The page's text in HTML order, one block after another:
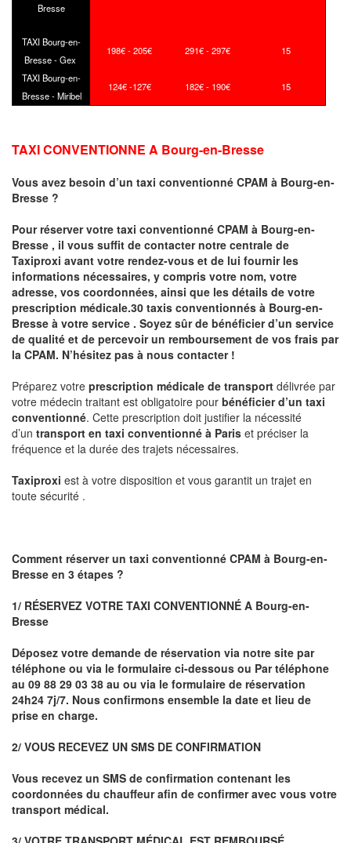
Bresse
TAXI Bourg-en-
Bresse - Gex
198€ - 205€ 291€ - 297€ 15
TAXI Bourg-en-
Bresse - Miribel
124€ -127€ 182€ - 190€ 15
TAXI CONVENTIONNE A Bourg-en-Bresse
Vous avez besoin d’un taxi conventionné CPAM à Bourg-en-
Bresse ?
Pour réserver votre taxi conventionné CPAM à Bourg-en-
Bresse , il vous suffit de contacter notre centrale de
Taxiproxi avant votre rendez-vous et de lui fournir les
informations nécessaires, y compris votre nom, votre
adresse, vos coordonnées, ainsi que les détails de votre
prescription médicale.30 taxis conventionnés à Bourg-en-
Bresse à votre service . Soyez sûr de bénéficier d’un service
de qualité et de percevoir un remboursement de vos frais par
la CPAM. N’hésitez pas à nous contacter !
Préparez votre prescription médicale de transport délivrée par
votre médecin traitant est obligatoire pour bénéficier d’un taxi
conventionné. Cette prescription doit justifier la nécessité
d’un transport en taxi conventionné à Paris et préciser la
fréquence et la durée des trajets nécessaires.
Taxiproxi est à votre disposition et vous garantit un trajet en
toute sécurité .
Comment réserver un taxi conventionné CPAM à Bourg-en-
Bresse en 3 étapes ?
1/ RÉSERVEZ VOTRE TAXI CONVENTIONNÉ A Bourg-en-
Bresse
Déposez votre demande de réservation via notre site par
téléphone ou via le formulaire ci-dessous ou Par téléphone
au 09 88 29 03 38 au ou via le formulaire de réservation
24h24 7j/7. Nous confirmons ensemble la date et lieu de
prise en charge.
2/ VOUS RECEVEZ UN SMS DE CONFIRMATION
Vous recevez un SMS de confirmation contenant les
coordonnées du chauffeur afin de confirmer avec vous votre
transport médical.